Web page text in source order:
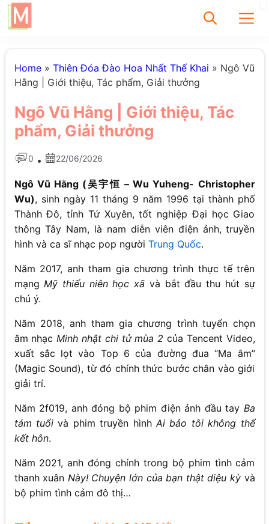
Home» Thiên Đóa Đào Hoa Nhất Thế Khai » Ngô Vũ
Hằng | Giới thiệu, Tác phẩm, Giải thưởng
Ngô Vũ Hằng | Giới thiệu, Tác
phẩm, Giải thưởng
0 • 22/06/2026
Ngô Vũ Hằng (吴宇恒 – Wu Yuheng- Christopher
Wu), sinh ngày 11 tháng 9 năm 1996 tại thành phố
Thành Đô, tỉnh Tứ Xuyên, tốt nghiệp Đại học Giao
thông Tây Nam, là nam diễn viên điện ảnh, truyền
hình và ca sĩ nhạc pop người Trung Quốc.
Năm 2017, anh tham gia chương trình thực tế trên
mạngMỹ thiếu niên học xã và bắt đầu thu hút sự
chú ý.
Năm 2018, anh tham gia chương trình tuyển chọn
âm nhạcMinh nhật chi tử mùa 2 của Tencent Video,
xuất sắc lọt vào Top 6 của đường đua “Ma âm”
(Magic Sound), từ đó chính thức bước chân vào giới
giải trí.
Năm 2f019, anh đóng bộ phim điện ảnh đầu tay Ba
tám tuổivà phim truyền hìnhAi bảo tôi không thể
kết hôn.
Năm 2021, anh đóng chính trong bộ phim tình cảm
thanh xuân Này! Chuyện lớn của bạn thật diệu kỳvà
bộ phim tình cảm đô thị…